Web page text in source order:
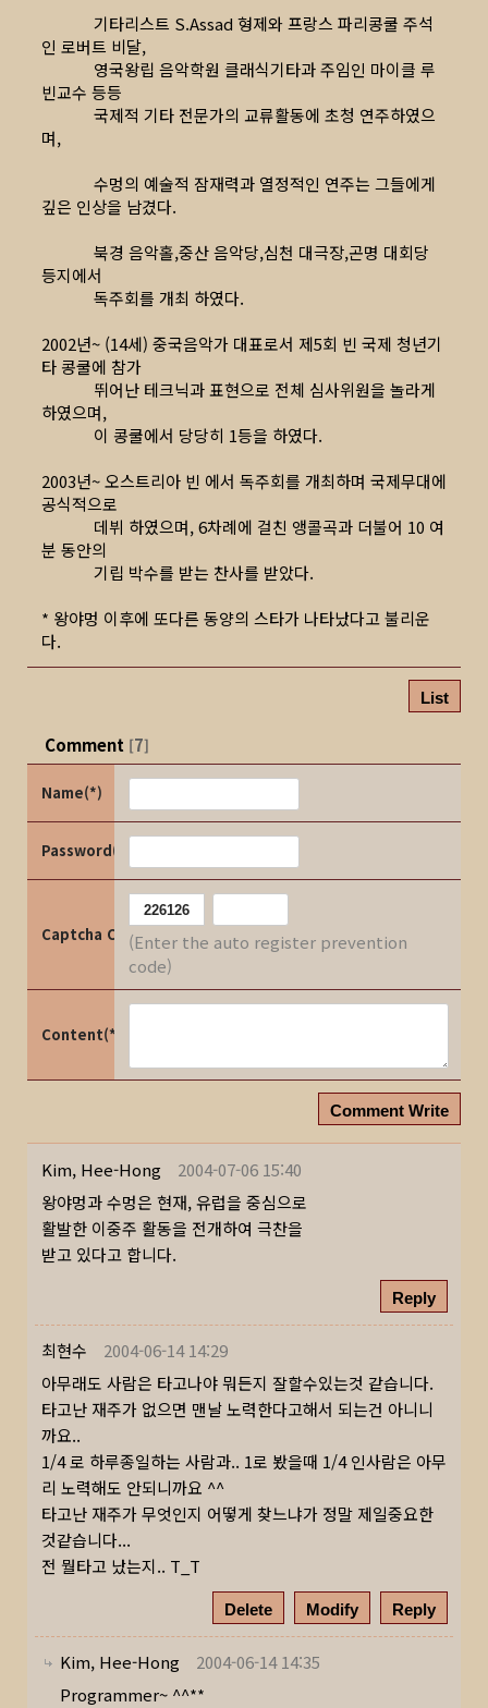
기타리스트 S.Assad 형제와 프랑스 파리콩쿨 주석
인 로버트 비달,
영국왕립 음악학원 클래식기타과 주임인 마이클 루
빈교수 등등
국제적 기타 전문가의 교류활동에 초청 연주하였으
며,
수멍의 예술적 잠재력과 열정적인 연주는 그들에게
깊은 인상을 남겼다.
북경 음악홀,중산 음악당,심천 대극장,곤명 대회당
등지에서
독주회를 개최 하였다.
2002년~ (14세) 중국음악가 대표로서 제5회 빈 국제 청년기
타 콩쿨에 참가
뛰어난 테크닉과 표현으로 전체 심사위원을 놀라게
하였으며,
이 콩쿨에서 당당히 1등을 하였다.
2003년~ 오스트리아 빈 에서 독주회를 개최하며 국제무대에
공식적으로
데뷔 하였으며, 6차례에 걸친 앵콜곡과 더불어 10 여
분 동안의
기립 박수를 받는 찬사를 받았다.
* 왕야멍 이후에 또다른 동양의 스타가 나타났다고 불리운
다.
List
Comment [7]
Name(*)
Password(*)
Captcha Code(Enter the auto register prevention
code)
Content(*)
Comment Write
Kim, Hee-Hong
2004-07-06 15:40
왕야멍과 수멍은 현재, 유럽을 중심으로
활발한 이중주 활동을 전개하여 극찬을
받고 있다고 합니다.
Reply
최현수
2004-06-14 14:29
아무래도 사람은 타고나야 뭐든지 잘할수있는것 같습니다.
타고난 재주가 없으면 맨날 노력한다고해서 되는건 아니니
까요..
1/4 로 하루종일하는 사람과.. 1로 봤을때 1/4 인사람은 아무
리 노력해도 안되니까요 ^^
타고난 재주가 무엇인지 어떻게 찾느냐가 정말 제일중요한
것같습니다...
전 뭘타고 났는지.. T_T
Delete Modify Reply
Kim, Hee-Hong
2004-06-14 14:35
Programmer~ ^^**